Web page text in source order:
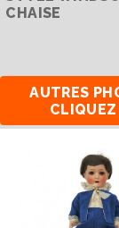
CHAISE
AUTRES